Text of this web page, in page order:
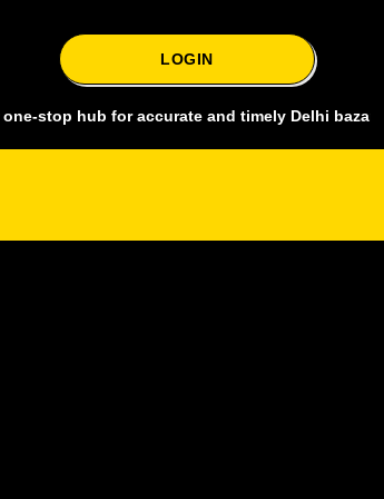
LOGIN
hub for accurate and timely Delhi bazar